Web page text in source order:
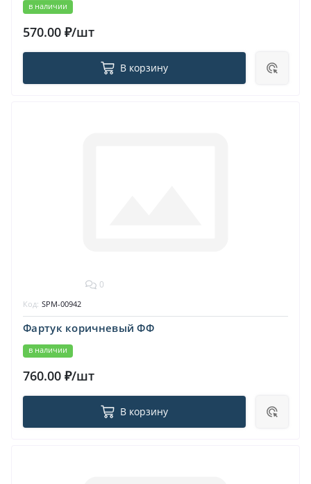
в наличии
570.00 ₽/шт
В корзину
0
Фартук коричневый ФФ
в наличии
Код: SPM-00942
760.00 ₽/шт
В корзину